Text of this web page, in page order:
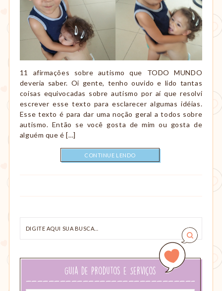
11 afirmações sobre autismo que TODO MUNDO
deveria saber. Oi gente, tenho ouvido e lido tantas
coisas equivocadas sobre autismo por aí que resolvi
escrever esse texto para esclarecer algumas idéias.
Esse texto é para dar uma noção geral a todos sobre
autismo. Então se você gosta de mim ou gosta de
alguém que é […]
CONTINUE LENDO
aqui
Guia de Produtos e Serviços